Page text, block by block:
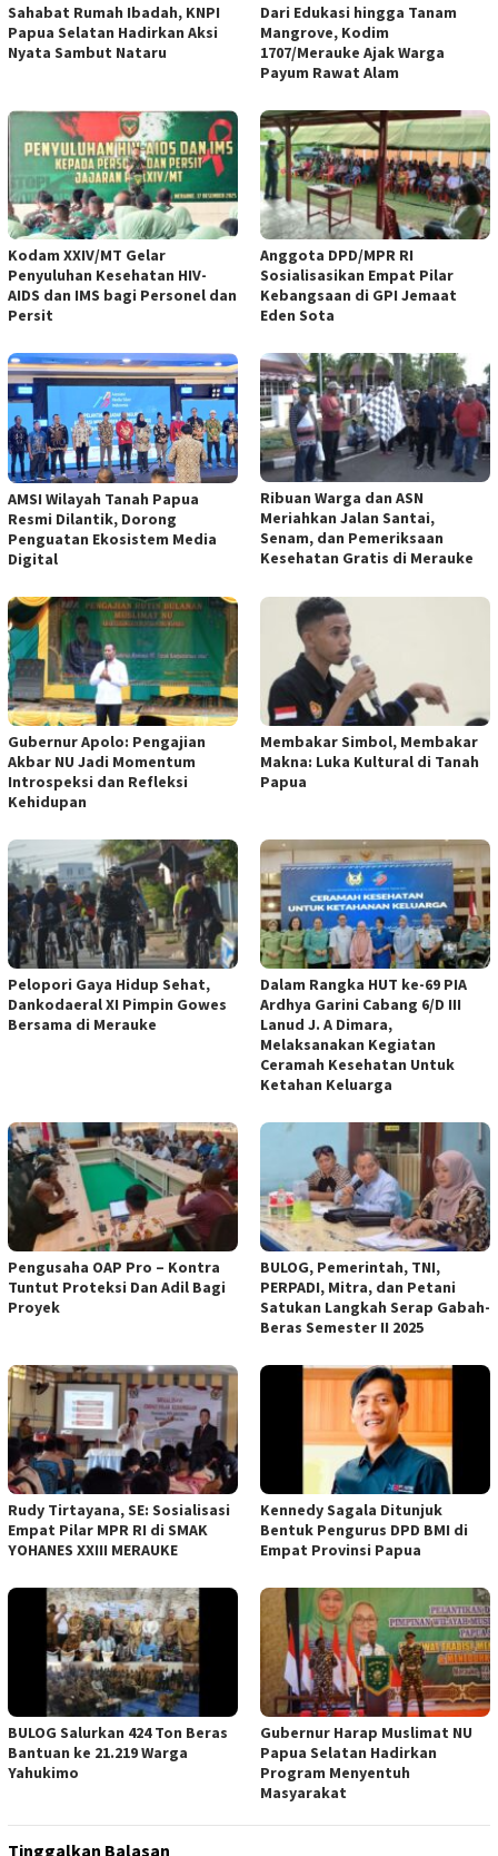
Sahabat Rumah Ibadah, KNPI
Papua Selatan Hadirkan Aksi
Nyata Sambut Nataru
Dari Edukasi hingga Tanam
Mangrove, Kodim
1707/Merauke Ajak Warga
Payum Rawat Alam
Kodam XXIV/MT Gelar
Penyuluhan Kesehatan HIV-
AIDS dan IMS bagi Personel dan
Persit
Anggota DPD/MPR RI
Sosialisasikan Empat Pilar
Kebangsaan di GPI Jemaat
Eden Sota
AMSI Wilayah Tanah Papua
Resmi Dilantik, Dorong
Penguatan Ekosistem Media
Digital
Ribuan Warga dan ASN
Meriahkan Jalan Santai,
Senam, dan Pemeriksaan
Kesehatan Gratis di Merauke
Gubernur Apolo: Pengajian
Akbar NU Jadi Momentum
Introspeksi dan Refleksi
Kehidupan
Membakar Simbol, Membakar
Makna: Luka Kultural di Tanah
Papua
Pelopori Gaya Hidup Sehat,
Dankodaeral XI Pimpin Gowes
Bersama di Merauke
Dalam Rangka HUT ke-69 PIA
Ardhya Garini Cabang 6/D III
Lanud J. A Dimara,
Melaksanakan Kegiatan
Ceramah Kesehatan Untuk
Ketahan Keluarga
Pengusaha OAP Pro – Kontra
Tuntut Proteksi Dan Adil Bagi
Proyek
BULOG, Pemerintah, TNI,
PERPADI, Mitra, dan Petani
Satukan Langkah Serap Gabah-
Beras Semester II 2025
Rudy Tirtayana, SE: Sosialisasi
Empat Pilar MPR RI di SMAK
YOHANES XXIII MERAUKE
Kennedy Sagala Ditunjuk
Bentuk Pengurus DPD BMI di
Empat Provinsi Papua
BULOG Salurkan 424 Ton Beras
Bantuan ke 21.219 Warga
Yahukimo
Gubernur Harap Muslimat NU
Papua Selatan Hadirkan
Program Menyentuh
Masyarakat
Tinggalkan Balasan